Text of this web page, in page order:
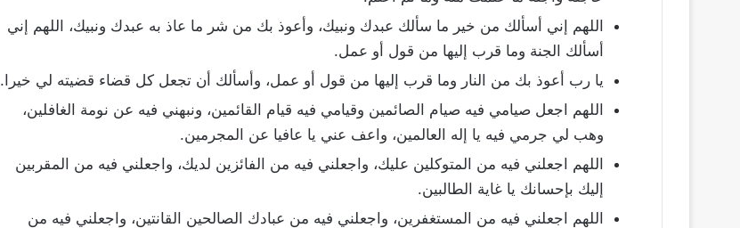
اللهم إني أسألك من خير ما سألك عبدك ونبيك، وأعوذ بك من شر ما عاذ به عبدك ونبيك، اللهم إني
أسألك الجنة وما قرب إليها من قول أو عمل.
يا رب أعوذ بك من النار وما قرب إليها من قول أو عمل، وأسألك أن تجعل كل قضاء قضيته لي خيرا.
اللهم اجعل صيامي فيه صيام الصائمين وقيامي فيه قيام القائمين، ونبهني فيه عن نومة الغافلين،
وهب لي جرمي فيه يا إله العالمين، واعف عني يا عافيا عن المجرمين.
اللهم اجعلني فيه من المتوكلين عليك، واجعلني فيه من الفائزين لديك، واجعلني فيه من المقربين
إليك بإحسانك يا غاية الطالبين.
اللهم اجعلني فيه من المستغفرين، واجعلني فيه من عبادك الصالحين القانتين، واجعلني فيه من